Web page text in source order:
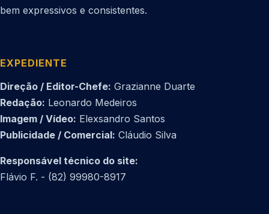
bem expressivos e consistentes.
EXPEDIENTE
Direção / Editor-Chefe: Grazianne Duarte
Redação: Leonardo Medeiros
Imagem / Vídeo: Elexsandro Santos
Publicidade / Comercial: Cláudio Silva
Responsável técnico do site:
Flávio F. - (82) 99980-8917